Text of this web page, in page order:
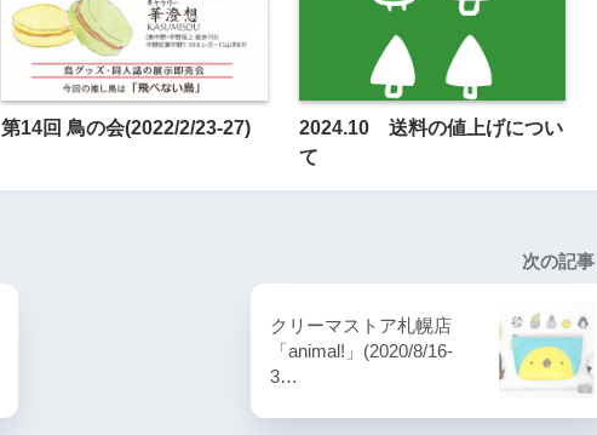
第14回 鳥の会(2022/2/23-27)
2024.10 送料の値上げについ
て
次の記事
クリーマストア札幌店
「animal!」(2020/8/16-
3…